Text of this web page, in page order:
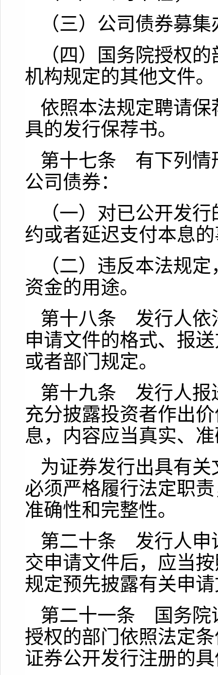
（三）公司债券募
（四）国务院授权
机构规定的其他文件。
依照本法规定聘请
具的发行保荐书。
第十七条 有下列情
公司债券：
（一）对已公开发
约或者延迟支付本息
（二）违反本法规
资金的用途。
第十八条 发行人依
申请文件的格式、报
或者部门规定。
第十九条 发行人报
充分披露投资者作出
息，内容应当真实、
为证券发行出具有
必须严格履行法定职
准确性和完整性。
第二十条 发行人申
交申请文件后，应当
规定预先披露有关申
第二十一条 国务院
授权的部门依照法定
证券公开发行注册的